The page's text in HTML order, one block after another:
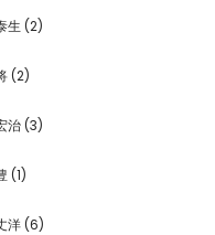
生 (2)
(2)
治 (3)
(1)
洋 (6)